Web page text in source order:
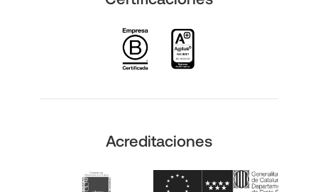
Acreditaciones